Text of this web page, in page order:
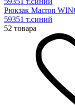
Рюкзак Macron
59351 т.синий
52 товара